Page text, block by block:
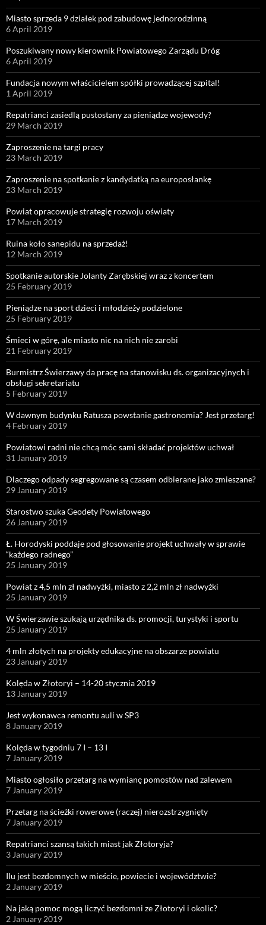
Miasto sprzeda 9 działek pod zabudowę jednorodzinną
6 April 2019
Poszukiwany nowy kierownik Powiatowego Zarządu Dróg
6 April 2019
Fundacja nowym właścicielem spółki prowadzącej szpital!
1 April 2019
Repatrianci zasiedlą pustostany za pieniądze wojewody?
29 March 2019
Zaproszenie na targi pracy
23 March 2019
Zaproszenie na spotkanie z kandydatką na europosłankę
23 March 2019
Powiat opracowuje strategię rozwoju oświaty
17 March 2019
Ruina koło sanepidu na sprzedaż!
12 March 2019
Spotkanie autorskie Jolanty Zarębskiej wraz z koncertem
25 February 2019
Pieniądze na sport dzieci i młodzieży podzielone
25 February 2019
Śmieci w górę, ale miasto nic na nich nie zarobi
21 February 2019
Burmistrz Świerzawy da pracę na stanowisku ds. organizacyjnych i
obsługi sekretariatu
5 February 2019
W dawnym budynku Ratusza powstanie gastronomia? Jest przetarg!
4 February 2019
Powiatowi radni nie chcą móc sami składać projektów uchwał
31 January 2019
Dlaczego odpady segregowane są czasem odbierane jako zmieszane?
29 January 2019
Starostwo szuka Geodety Powiatowego
26 January 2019
Ł. Horodyski poddaje pod głosowanie projekt uchwały w sprawie
“każdego radnego”
25 January 2019
Powiat z 4,5 mln zł nadwyżki, miasto z 2,2 mln zł nadwyżki
25 January 2019
W Świerzawie szukają urzędnika ds. promocji, turystyki i sportu
25 January 2019
4 mln złotych na projekty edukacyjne na obszarze powiatu
23 January 2019
Kolęda w Złotoryi – 14-20 stycznia 2019
13 January 2019
Jest wykonawca remontu auli w SP3
8 January 2019
Kolęda w tygodniu 7 I – 13 I
7 January 2019
Miasto ogłosiło przetarg na wymianę pomostów nad zalewem
7 January 2019
Przetarg na ścieżki rowerowe (raczej) nierozstrzygnięty
7 January 2019
Repatrianci szansą takich miast jak Złotoryja?
3 January 2019
Ilu jest bezdomnych w mieście, powiecie i województwie?
2 January 2019
Na jaką pomoc mogą liczyć bezdomni ze Złotoryi i okolic?
2 January 2019